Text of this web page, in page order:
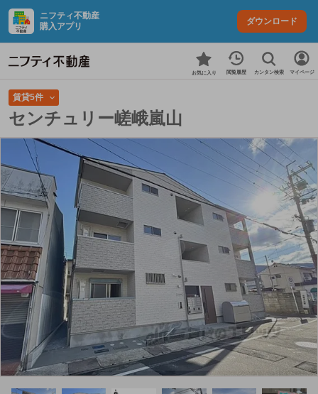
ニフティ不動産
購入アプリ
ダウンロード
お気に入り 閲覧履歴 カンタン検索 マイページ
賃貸5件
センチュリー嵯峨嵐山